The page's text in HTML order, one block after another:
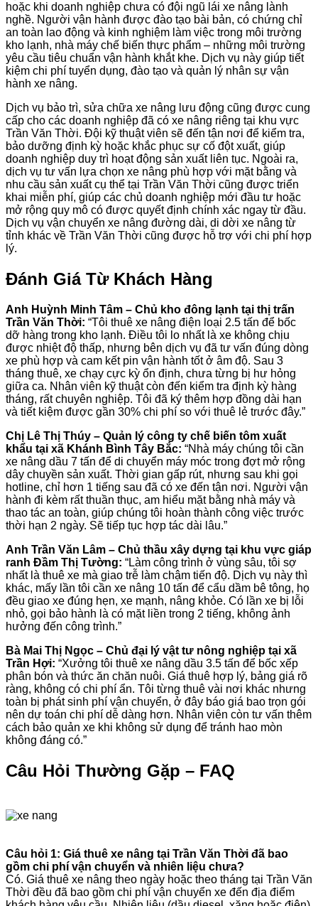
hoặc khi doanh nghiệp chưa có đội ngũ lái xe nâng lành
nghề. Người vận hành được đào tạo bài bản, có chứng chỉ
an toàn lao động và kinh nghiệm làm việc trong môi trường
kho lạnh, nhà máy chế biến thực phẩm – những môi trường
yêu cầu tiêu chuẩn vận hành khắt khe. Dịch vụ này giúp tiết
kiệm chi phí tuyển dụng, đào tạo và quản lý nhân sự vận
hành xe nâng.
Dịch vụ bảo trì, sửa chữa xe nâng lưu động cũng được cung
cấp cho các doanh nghiệp đã có xe nâng riêng tại khu vực
Trần Văn Thời. Đội kỹ thuật viên sẽ đến tận nơi để kiểm tra,
bảo dưỡng định kỳ hoặc khắc phục sự cố đột xuất, giúp
doanh nghiệp duy trì hoạt động sản xuất liên tục. Ngoài ra,
dịch vụ tư vấn lựa chọn xe nâng phù hợp với mặt bằng và
nhu cầu sản xuất cụ thể tại Trần Văn Thời cũng được triển
khai miễn phí, giúp các chủ doanh nghiệp mới đầu tư hoặc
mở rộng quy mô có được quyết định chính xác ngay từ đầu.
Dịch vụ vận chuyển xe nâng đường dài, di dời xe nâng từ
tỉnh khác về Trần Văn Thời cũng được hỗ trợ với chi phí hợp
lý.
Đánh Giá Từ Khách Hàng
Anh Huỳnh Minh Tâm – Chủ kho đông lạnh tại thị trấn
Trần Văn Thời: “Tôi thuê xe nâng điện loại 2.5 tấn để bốc
dỡ hàng trong kho lạnh. Điều tôi lo nhất là xe không chịu
được nhiệt độ thấp, nhưng bên dịch vụ đã tư vấn đúng dòng
xe phù hợp và cam kết pin vận hành tốt ở âm độ. Sau 3
tháng thuê, xe chạy cực kỳ ổn định, chưa từng bị hư hỏng
giữa ca. Nhân viên kỹ thuật còn đến kiểm tra định kỳ hàng
tháng, rất chuyên nghiệp. Tôi đã ký thêm hợp đồng dài hạn
và tiết kiệm được gần 30% chi phí so với thuê lẻ trước đây.”
Chị Lê Thị Thúy – Quản lý công ty chế biến tôm xuất
khẩu tại xã Khánh Bình Tây Bắc: “Nhà máy chúng tôi cần
xe nâng dầu 7 tấn để di chuyển máy móc trong đợt mở rộng
dây chuyền sản xuất. Thời gian gấp rút, nhưng sau khi gọi
hotline, chỉ hơn 1 tiếng sau đã có xe đến tận nơi. Người vận
hành đi kèm rất thuần thục, am hiểu mặt bằng nhà máy và
thao tác an toàn, giúp chúng tôi hoàn thành công việc trước
thời hạn 2 ngày. Sẽ tiếp tục hợp tác dài lâu.”
Anh Trần Văn Lâm – Chủ thầu xây dựng tại khu vực giáp
ranh Đầm Thị Tường: “Làm công trình ở vùng sâu, tôi sợ
nhất là thuê xe mà giao trễ làm chậm tiến độ. Dịch vụ này thì
khác, mấy lần tôi cần xe nâng 10 tấn để cẩu dầm bê tông, họ
đều giao xe đúng hẹn, xe mạnh, nâng khỏe. Có lần xe bị lỗi
nhỏ, gọi bảo hành là có mặt liền trong 2 tiếng, không ảnh
hưởng đến công trình.”
Bà Mai Thị Ngọc – Chủ đại lý vật tư nông nghiệp tại xã
Trần Hợi: “Xưởng tôi thuê xe nâng dầu 3.5 tấn để bốc xếp
phân bón và thức ăn chăn nuôi. Giá thuê hợp lý, bảng giá rõ
ràng, không có chi phí ẩn. Tôi từng thuê vài nơi khác nhưng
toàn bị phát sinh phí vận chuyển, ở đây báo giá bao trọn gói
nên dự toán chi phí dễ dàng hơn. Nhân viên còn tư vấn thêm
cách bảo quản xe khi không sử dụng để tránh hao mòn
không đáng có.”
Câu Hỏi Thường Gặp – FAQ
Câu hỏi 1: Giá thuê xe nâng tại Trần Văn Thời đã bao
gồm chi phí vận chuyển và nhiên liệu chưa?
Có. Giá thuê xe nâng theo ngày hoặc theo tháng tại Trần Văn
Thời đều đã bao gồm chi phí vận chuyển xe đến địa điểm